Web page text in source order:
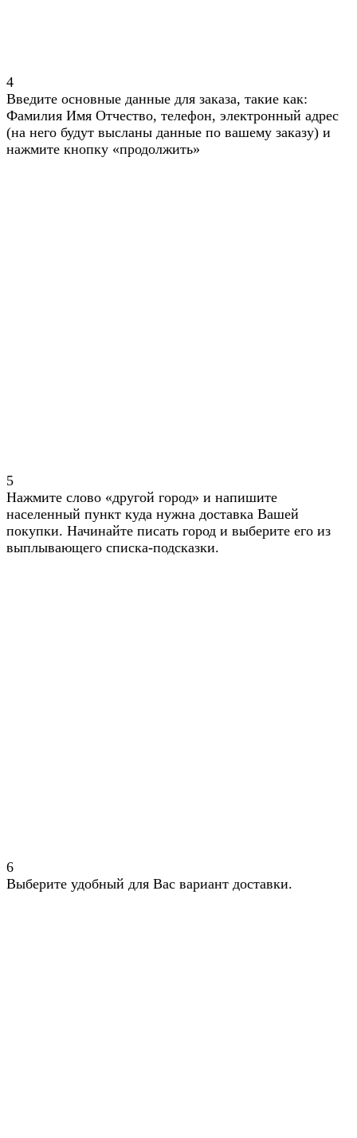
4
Введите основные данные для заказа, такие как:
Фамилия Имя Отчество, телефон, электронный адрес
(на него будут высланы данные по вашему заказу) и
нажмите кнопку «продолжить»
5
Нажмите слово «другой город» и напишите
населенный пункт куда нужна доставка Вашей
покупки. Начинайте писать город и выберите его из
выплывающего списка-подсказки.
6
Выберите удобный для Вас вариант доставки.